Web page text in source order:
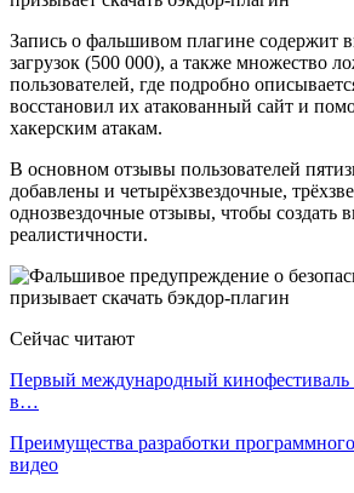
Запись о фальшивом плагине содержит
загрузок (500 000), а также множество
пользователей, где подробно
восстановил их атакованный сайт и
хакерским атакам.
В основном отзывы пользователей
добавлены и четырёхзвездочные,
однозвездочные отзывы, чтобы создать
реалистичности.
Сейчас читают
Первый международный кинофестиваль
в…
Преимущества разработки
видео